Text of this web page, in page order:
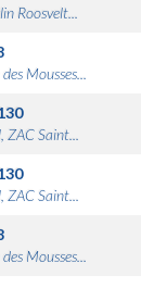
Roosvelt...
Mousses...
ZAC Saint...
ZAC Saint...
Mousses...